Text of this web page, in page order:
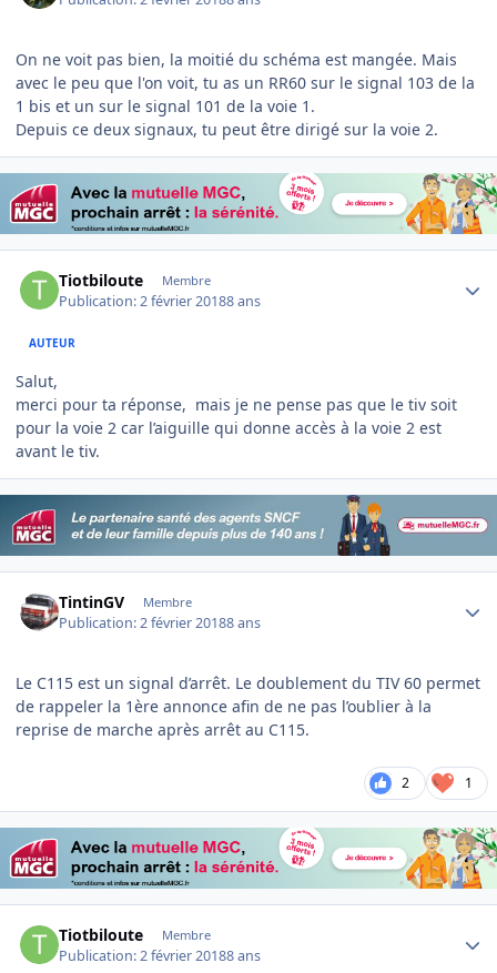
On ne voit pas bien, la moitié du schéma est mangée. Mais
avec le peu que l'on voit, tu as un RR60 sur le signal 103 de la
1 bis et un sur le signal 101 de la voie 1.
Depuis ce deux signaux, tu peut être dirigé sur la voie 2.
Tiotbiloute Membre
Publication:2 février 20188 ans
AUTEUR
Salut,
merci pour ta réponse, mais je ne pense pas que le tiv soit
pour la voie 2 car l’aiguille qui donne accès à la voie 2 est
avant le tiv.
TintinGV Membre
Publication:2 février 20188 ans
Le C115 est un signal d’arrêt. Le doublement du TIV 60 permet
de rappeler la 1ère annonce afin de ne pas l’oublier à la
reprise de marche après arrêt au C115.
2 1
Tiotbiloute Membre
Publication:2 février 20188 ans